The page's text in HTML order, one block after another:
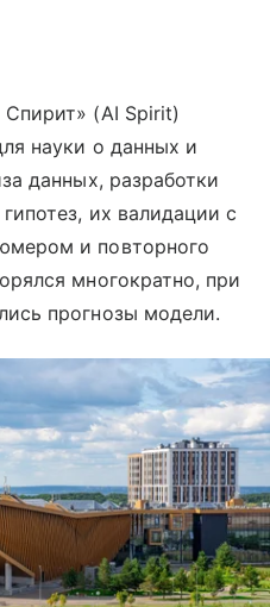
(AI Spirit)
науки о данных и
данных, разработки
их валидации с
и повторного
многократно, при
прогнозы модели.